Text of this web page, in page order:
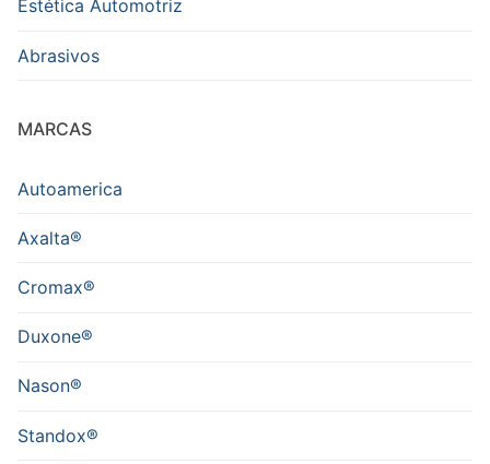
Estética Automotriz
Abrasivos
MARCAS
Autoamerica
Axalta®
Cromax®
Duxone®
Nason®
Standox®